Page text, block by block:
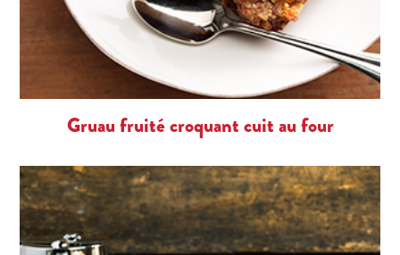
Gruau fruité croquant cuit au four